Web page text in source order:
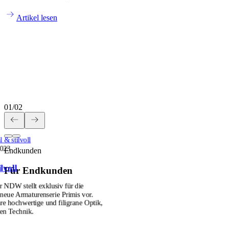
Artikel lesen
01/02
Endkunden
Für Endkunden
& stilvoll
NDW stellt exklusiv für die
Armaturenserie Primis vor.
hochwertige und filigrane Optik,
Technik.